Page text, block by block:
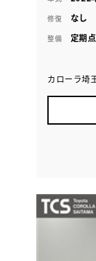
修復 なし
整備 定期
カローラ埼